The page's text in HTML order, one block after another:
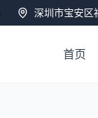
深圳市宝安区
首页